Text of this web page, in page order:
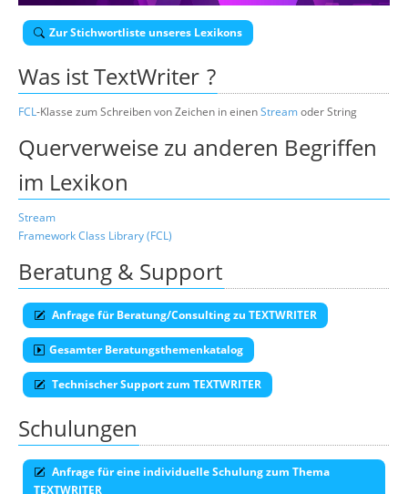
Über uns
Zur Stichwortliste unseres Lexikons
Was istTextWriter ?
FCL-Klasse zum Schreiben von Zeichen in einenStreamoder String
Querverweise zu anderen Begriffen
im Lexikon
Stream
Framework Class Library (FCL)
Beratung & Support
Anfrage für Beratung/Consulting zu TEXTWRITER
Gesamter Beratungsthemenkatalog
Technischer Support zum TEXTWRITER
Schulungen
Anfrage für eine individuelle Schulung zum Thema
TEXTWRITER